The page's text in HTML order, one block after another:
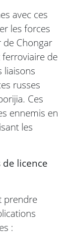
avec ces
les forces
Chongar
de
liaisons
russes
Ces
ennemis en
les
licence
prendre
: